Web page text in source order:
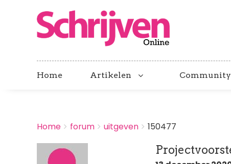
Home Artikelen Community
BREADCRUMBS
You
here:
Home forum uitgeven 150477